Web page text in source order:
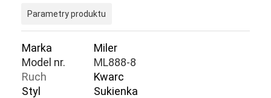
Parametry produktu
Marka
Miler
Model nr.
ML888-8
Ruch
Kwarc
Styl
Sukienka